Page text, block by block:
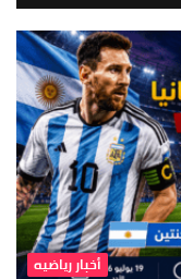
أخبار رياضيه